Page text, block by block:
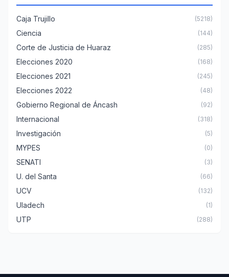
Caja Trujillo (5218)
Ciencia (144)
Corte de Justicia de Huaraz (285)
Elecciones 2020 (168)
Elecciones 2021 (245)
Elecciones 2022 (48)
Gobierno Regional de Áncash (92)
Internacional (318)
Investigación (5)
MYPES (0)
SENATI (3)
U. del Santa (66)
UCV (132)
Uladech (1)
UTP (288)